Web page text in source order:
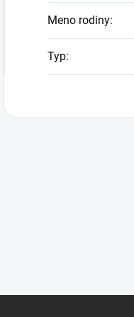
Meno rodiny:
Typ: